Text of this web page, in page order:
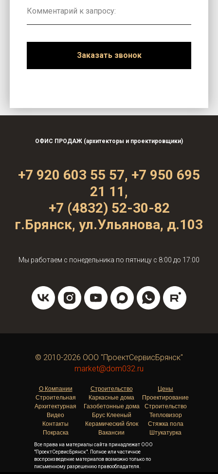
Заказать звонок
ОФИС ПРОДАЖ (архитекторы и проектировщики)
+7 920 603 55 57, +7 950 695
21 11 ,
+7 (4832) 52-30-82
г.Брянск, ул.Ульянова, д.103
Мы работаем с понедельника по пятницу с 8:00 до 17:00
© 2010-2026 ООО "ПроектСервисБрянск"
market@dom032.ru
О Компании
Строительная
Архитектурная
Видео
Контакты
Покраска
Строительство
Каркасные дома
Газобетонные дома
Брус Клееный
Керамический блок
Вакансии
Цены
Проектирование
Строительство
Тепловизор
Стяжка пола
Штукатурка
Все права на материалы сайта принадлежат ООО
"ПроектСервисБрянск". Полное или частичное
воспроизведение материалов возможно только по
письменному разрешению правообладателя.